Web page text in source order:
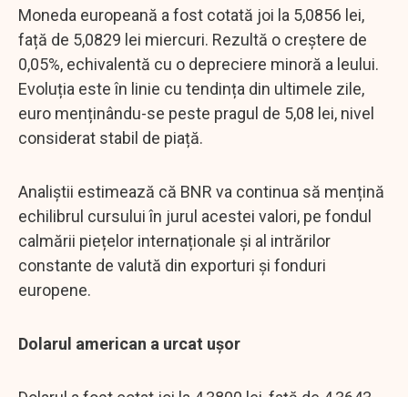
Moneda europeană a fost cotată joi la 5,0856 lei,
față de 5,0829 lei miercuri. Rezultă o creștere de
0,05%, echivalentă cu o depreciere minoră a leului.
Evoluția este în linie cu tendința din ultimele zile,
euro menținându-se peste pragul de 5,08 lei, nivel
considerat stabil de piață.
Analiștii estimează că BNR va continua să mențină
echilibrul cursului în jurul acestei valori, pe fondul
calmării piețelor internaționale și al intrărilor
constante de valută din exporturi și fonduri
europene.
Dolarul american a urcat ușor